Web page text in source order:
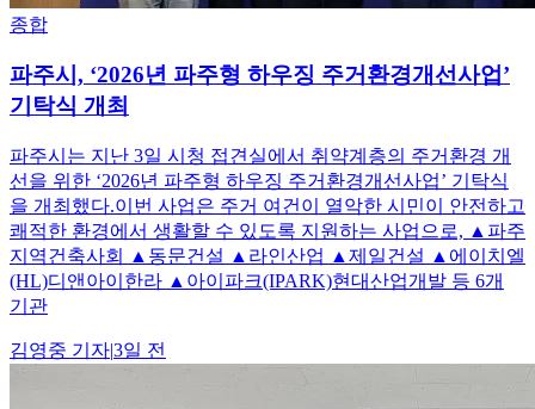
종합
파주시, ‘2026년 파주형 하우징 주거환경개선사업’
기탁식 개최
파주시는 지난 3일 시청 접견실에서 취약계층의 주거환경 개
선을 위한 ‘2026년 파주형 하우징 주거환경개선사업’ 기탁식
을 개최했다.이번 사업은 주거 여건이 열악한 시민이 안전하고
쾌적한 환경에서 생활할 수 있도록 지원하는 사업으로, ▲파주
지역건축사회 ▲동문건설 ▲라인산업 ▲제일건설 ▲에이치엘
(HL)디앤아이한라 ▲아이파크(IPARK)현대산업개발 등 6개
기관
김영중 기자|3일 전